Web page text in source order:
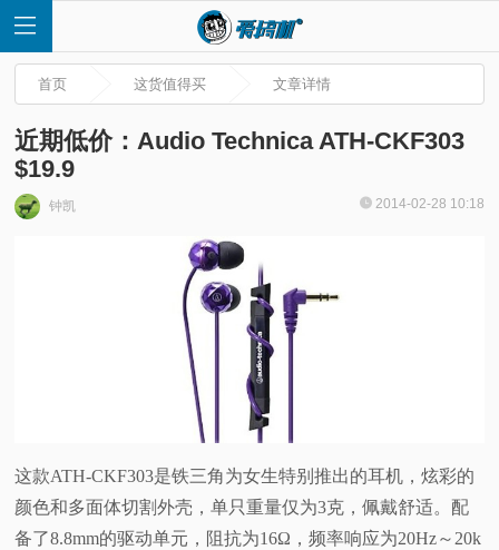
首
测
视
首页 这货值得买 文章详情
近期低价：Audio Technica ATH-CKF303
$19.9
钟凯 2014-02-28 10:18
这款ATH-CKF303是铁三角为女生特别推出的耳机，炫彩的
颜色和多面体切割外壳，单只重量仅为3克，佩戴舒适。配
备了8.8mm的驱动单元，阻抗为16Ω，频率响应为20Hz～20k